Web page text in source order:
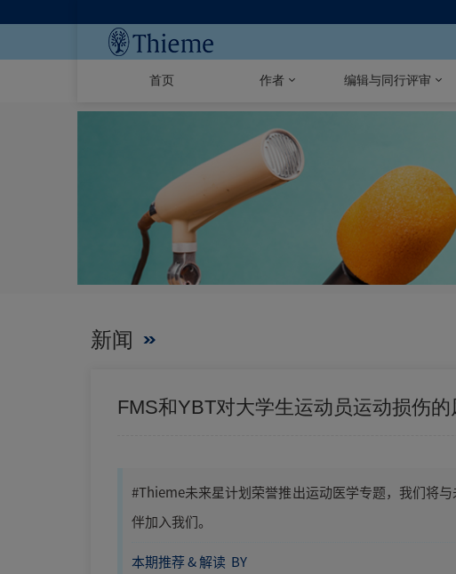
首页 作者 编辑与同行评审
新闻
FMS和YBT对大学生运动员运动损伤
#Thieme未来星计划荣誉推出运动医学专题，我们将
伴加入我们。
本期推荐 & 解读 BY